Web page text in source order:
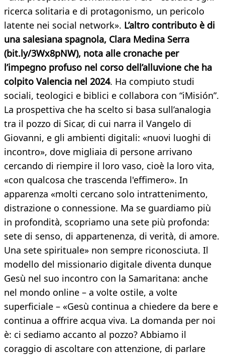
ricerca solitaria e di protagonismo, un pericolo
latente nei social network». L’altro contributo è di
una salesiana spagnola, Clara Medina Serra
(bit.ly/3Wx8pNW), nota alle cronache per
l’impegno profuso nel corso dell’alluvione che ha
colpito Valencia nel 2024. Ha compiuto studi
sociali, teologici e biblici e collabora con “iMisión”.
La prospettiva che ha scelto si basa sull’analogia
tra il pozzo di Sicar, di cui narra il Vangelo di
Giovanni, e gli ambienti digitali: «nuovi luoghi di
incontro», dove migliaia di persone arrivano
cercando di riempire il loro vaso, cioè la loro vita,
«con qualcosa che trascenda l'effimero». In
apparenza «molti cercano solo intrattenimento,
distrazione o connessione. Ma se guardiamo più
in profondità, scopriamo una sete più profonda:
sete di senso, di appartenenza, di verità, di amore.
Una sete spirituale» non sempre riconosciuta. Il
modello del missionario digitale diventa dunque
Gesù nel suo incontro con la Samaritana: anche
nel mondo online – a volte ostile, a volte
superficiale – «Gesù continua a chiedere da bere e
continua a offrire acqua viva. La domanda per noi
è: ci sediamo accanto al pozzo? Abbiamo il
coraggio di ascoltare con attenzione, di parlare